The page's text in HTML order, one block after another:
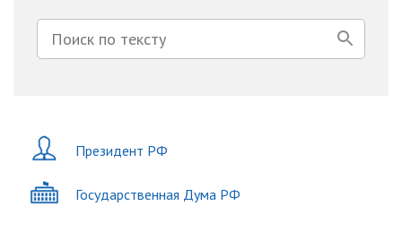
Президент РФ
Государственная Дума РФ